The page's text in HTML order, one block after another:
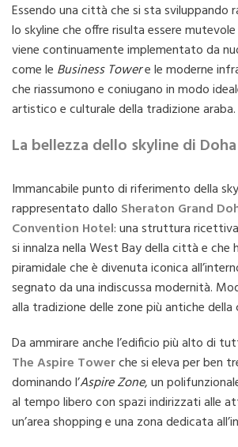
Essendo una città che si sta sviluppando
lo skyline che offre risulta essere
viene continuamente implementato da
come le Business Towere le moderne
che riassumono e coniugano in modo
artistico e culturale della tradizione araba.
La bellezza dello skyline di Doha
Immancabile punto di riferimento della
rappresentato dallo Sheraton Grand
Convention Hotel: una struttura
si innalza nella West Bay della città e che
piramidale che è divenuta iconica
segnato da una indiscussa modernità.
alla tradizione delle zone più antiche
Da ammirare anche l’edificio più alto di
The Aspire Towerche si eleva per ben
dominando l’Aspire Zone, un
al tempo libero con spazi indirizzati alle
un’area shopping e una zona dedicata